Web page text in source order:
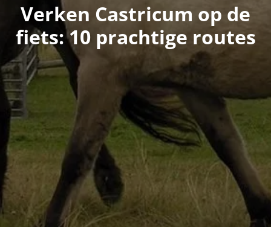
Verken Castricum op de
fiets: 10 prachtige routes